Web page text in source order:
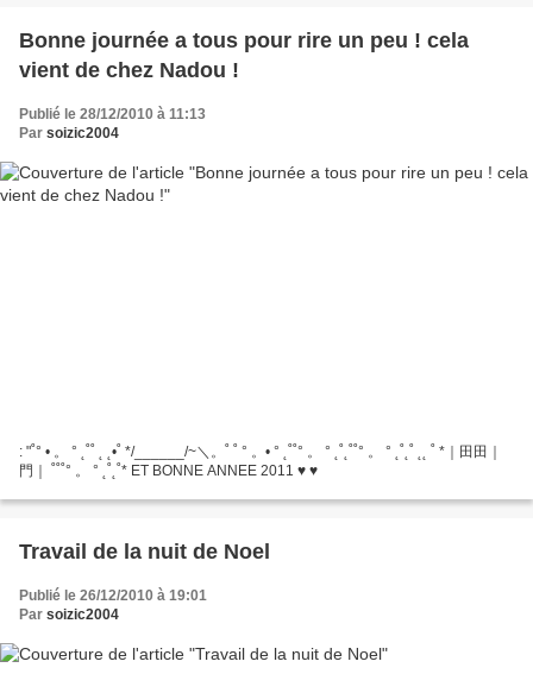
Bonne journée a tous pour rire un peu ! cela
vient de chez Nadou !
Publié le 28/12/2010 à 11:13
Par soizic2004
: "˚° • 。 ° ˛˚˚ ˛ ˛•˚ */______/~＼。˚ ˚ ° 。• ° ˛˚˚° 。 ° ˛˚˛˚˚° 。 ° ˛˚˛˚ ˛˛ ˚ *｜田田｜
門｜ ˚˚˚° 。 ° ˛˚˛˚* ET BONNE ANNEE 2011 ♥ ♥
Travail de la nuit de Noel
Publié le 26/12/2010 à 19:01
Par soizic2004